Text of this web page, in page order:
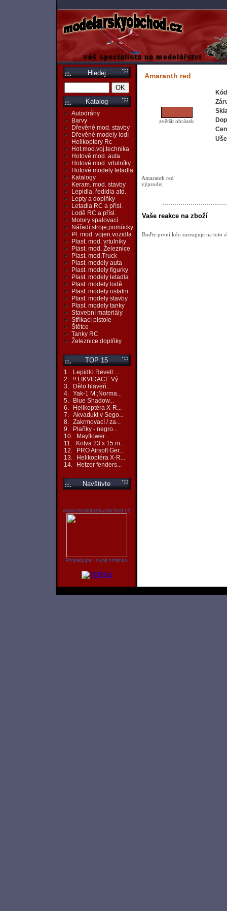
Hledej
Katalog
Autodráhy
Barvy
Dřevěné mod. stavby
Dřevěné modely lodí
Helikoptery Rc
Hot.mod.voj.technika
Hotové mod. auta
Hotové mod. vrtulníky
Hotové modely letadla
Katalogy
Keram. mod. stavby
Lepidla, ředidla atd.
Lepty a doplňky
Letadla RC a přísl.
Lodě RC a přísl.
Motory spalovací
Nářadí,stroje,pomůcky
Pl. mod. vojen.vozidla
Plast. mod. vrtulníky
Plast. mod. Železnice
Plast. mod.Truck
Plast. modely auta
Plast. modely figurky
Plast. modely letadla
Plast. modely lodě
Plast. modely ostatni
Plast. modely stavby
Plast. modely tanky
Stavební materiály
Stříkací pistole
Štětce
Tanky RC
Železnice doplňky
TOP 15
1.
Lepidlo Revell ...
2.
!! LIKVIDACE Vý...
3.
Dělo hlaveň...
4. Yak-1 M ;Norma...
5.
Blue Shadow...
6.
Helikoptéra X-R...
7. Akvadukt v Sego...
8. Zakrmovací / za...
9.
Plaňky - negro...
10.
Mayflower...
11.
Kotva 23 x 15 m...
12.
PRO Airsoft Ger...
13.
Helikoptéra X-R...
14.
Hetzer fenders...
Navštivte
www.modelarskyobchod.cz
Propagujte i svojí stránku
Amaranth red
zvětšit obrázek
Amaranth red
výprodej
Vaše reakce na zboží
Buďte první kdo zareaguje na toto